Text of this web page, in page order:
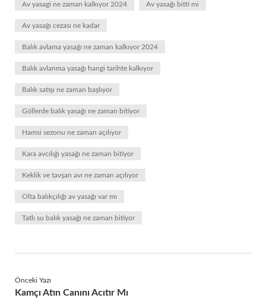
Av yasagi ne zaman kalkıyor 2024 Av yasağı bitti mi
Av yasağı cezası ne kadar
Balık avlama yasağı ne zaman kalkıyor 2024
Balık avlanma yasağı hangi tarihte kalkıyor
Balık satışı ne zaman başlıyor
Göllerde balık yasağı ne zaman bitiyor
Hamsi sezonu ne zaman açılıyor
Kara avcılığı yasağı ne zaman bitiyor
Keklik ve tavşan avı ne zaman açılıyor
Olta balıkçılığı av yasağı var mı
Tatlı su balık yasağı ne zaman bitiyor
Önceki Yazı
Kamçı Atın Canını Acıtır Mı